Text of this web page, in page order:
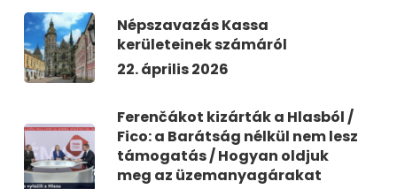
Népszavazás Kassa
kerületeinek számáról
22. április 2026
Ferenčákot kizárták a Hlasból /
Fico: a Barátság nélkül nem lesz
támogatás / Hogyan oldjuk
meg az üzemanyagárakat